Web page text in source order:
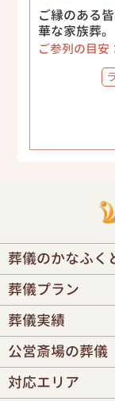
ご縁のある
華な家族葬。
ご参列の目安
葬儀のかなふく
葬儀プラン
葬儀実績
公営斎場の葬儀
対応エリア